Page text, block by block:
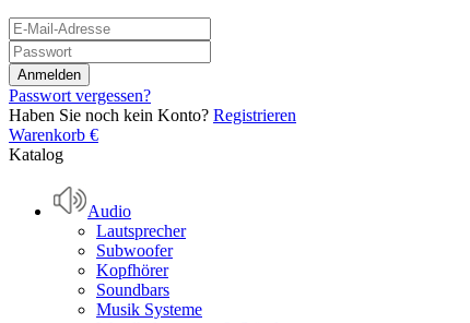
Passwort vergessen?
Haben Sie noch kein Konto? Registrieren
Warenkorb €
Katalog
Audio
Lautsprecher
Subwoofer
Kopfhörer
Soundbars
Musik Systeme